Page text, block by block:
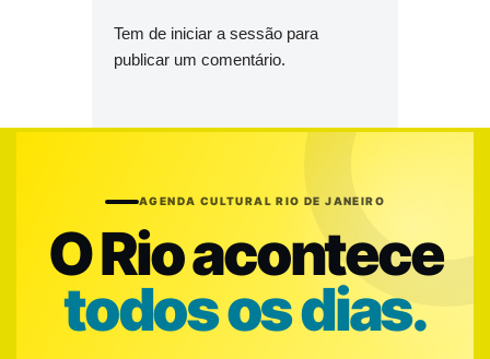
Tem de iniciar a sessão para
publicar um comentário.
AGENDA CULTURAL RIO DE JANEIRO
O Rio acontece
todos os dias.